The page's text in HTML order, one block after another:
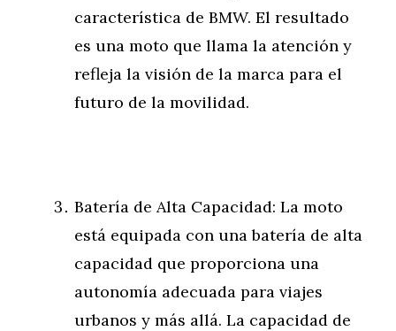
característica de BMW. El resultado
es una moto que llama la atención y
refleja la visión de la marca para el
futuro de la movilidad.
Batería de Alta Capacidad: La moto
está equipada con una batería de alta
capacidad que proporciona una
autonomía adecuada para viajes
urbanos y más allá. La capacidad de